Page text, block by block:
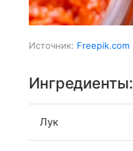
Источник: Freepik.com
Ингредиенты:
Лук